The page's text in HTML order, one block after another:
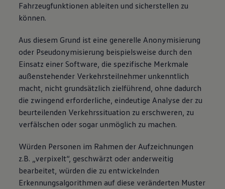
Fahrzeugfunktionen ableiten und sicherstellen zu
können.
Aus diesem Grund ist eine generelle Anonymisierung
oder Pseudonymisierung beispielsweise durch den
Einsatz einer Software, die spezifische Merkmale
außenstehender Verkehrsteilnehmer unkenntlich
macht, nicht grundsätzlich zielführend, ohne dadurch
die zwingend erforderliche, eindeutige Analyse der zu
beurteilenden Verkehrssituation zu erschweren, zu
verfälschen oder sogar unmöglich zu machen.
Würden Personen im Rahmen der Aufzeichnungen
z.B. „verpixelt“, geschwärzt oder anderweitig
bearbeitet, würden die zu entwickelnden
Erkennungsalgorithmen auf diese veränderten Muster